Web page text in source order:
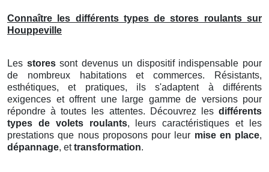
Connaître les différents types de stores roulants sur
Houppeville
Les storessont devenus un dispositif indispensable pour
de nombreux habitations et commerces. Résistants,
esthétiques, et pratiques, ils s'adaptent à différents
exigences et offrent une large gamme de versions pour
répondre à toutes les attentes. Découvrez les différents
types de volets roulants, leurs caractéristiques et les
prestations que nous proposons pour leur mise en place,
dépannage, ettransformation.